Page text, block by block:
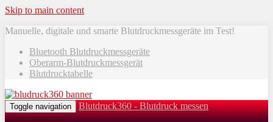
Skip to main content
Manuelle, digitale und smarte Blutdruckmessgeräte im Test!
Bluetooth Blutdruckmessgeräte
Oberarm-Blutdruckmessgerät
Blutdrucktabelle
Toggle navigation Blutdruck360 - Blutdruck messen